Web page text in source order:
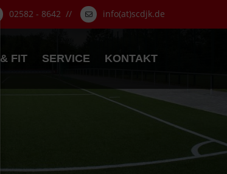
02582 - 8642 // info(at)scdjk.de
& FIT SERVICE KONTAKT